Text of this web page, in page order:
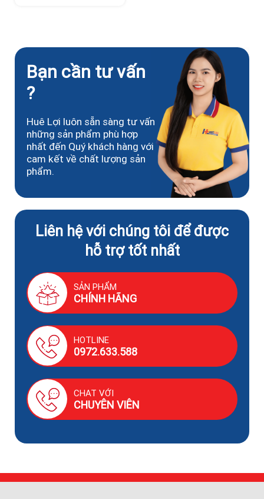
Bạn cần tư vấn
?
Huê Lợi luôn sẵn sàng tư vấn
những sản phẩm phù hợp
nhất đến Quý khách hàng với
cam kết về chất lượng sản
phẩm.
Liên hệ với chúng tôi để được
hỗ trợ tốt nhất
SẢN PHẨM
CHÍNH HÃNG
HOTLINE
0972.633.588
CHAT VỚI
CHUYÊN VIÊN